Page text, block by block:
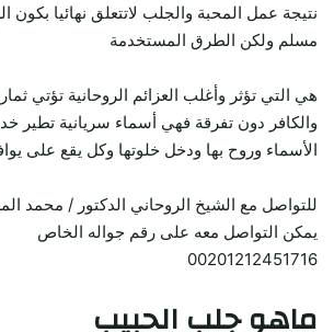
نتيجة عمل المحبة والجلب لاتتعلق نهائيا بكون
مسلم ولكن الطرق المستخدمة
هي التي تؤثر وأغلب العزائم الروحانية تؤتي
والكافر دون تفرقة فهي أسماء سريانية تطير
الأسماء وروح بها ودخل خلوتها وكل يقع على
للتواصل مع الشيخ الروحاني الدكتور / محمد
يمكن التواصل معه على رقم جواله الخاص
00201212451716
ماهو جلب الحبيب